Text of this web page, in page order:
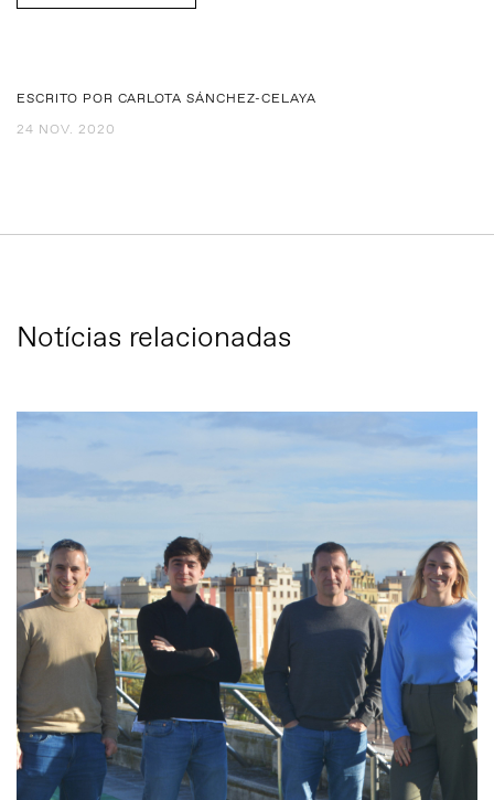
ESCRITO POR CARLOTA SÁNCHEZ-CELAYA
24 NOV. 2020
Notícias relacionadas